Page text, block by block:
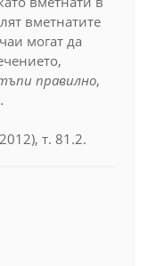
вметнатите
могат да
правилно,
т. 81.2.